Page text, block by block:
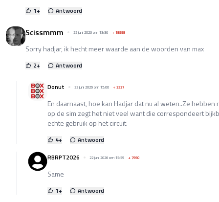
1+ Antwoord
Scissmmm 22 juni 2026 om 13:36 +18958
Sorry hadjar, ik hecht meer waarde aan de woorden van max
2+ Antwoord
Donut 22 juni 2026 om 15:00 +3237
En daarnaast, hoe kan Hadjar dat nu al weten..Ze
op de sim zegt het niet veel want die correspondeert
echte gebruik op het circuit.
4+
Antwoord
RBRPT2026
22 juni 2026 om 15:59 +7950
Same
1+ Antwoord